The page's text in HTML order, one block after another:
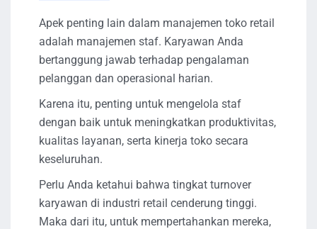
Apek penting lain dalam manajemen toko retail
adalah manajemen staf. Karyawan Anda
bertanggung jawab terhadap pengalaman
pelanggan dan operasional harian.
Karena itu, penting untuk mengelola staf
dengan baik untuk meningkatkan produktivitas,
kualitas layanan, serta kinerja toko secara
keseluruhan.
Perlu Anda ketahui bahwa tingkat turnover
karyawan di industri retail cenderung tinggi.
Maka dari itu, untuk mempertahankan mereka,